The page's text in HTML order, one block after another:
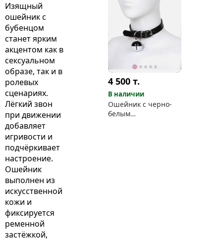
Изящный
ошейник с
бубенцом
станет ярким
акцентом как в
сексуальном
образе, так и в
ролевых
сценариях.
Лёгкий звон
при движении
добавляет
игривости и
подчёркивает
настроение.
Ошейник
выполнен из
искусственной
кожи и
фиксируется
ременной
застёжкой,
4 500т.
В наличии
Ошейник с черно-
белым